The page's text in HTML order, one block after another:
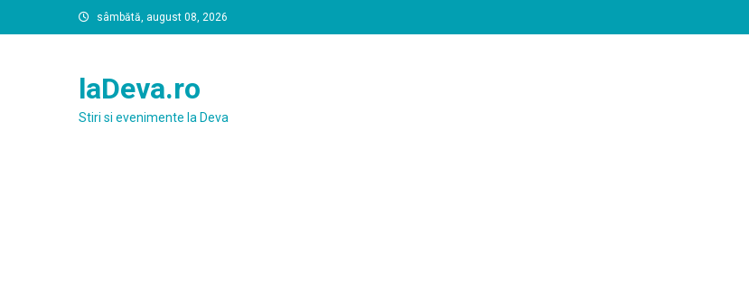
to
sâmbătă, august 08, 2026
laDeva.ro
Stiri si evenimente la Deva